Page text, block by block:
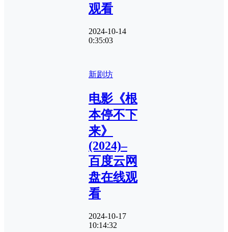
观看
2024-10-14
0:35:03
新剧坊
电影《根
本停不下
来》
(2024)–
百度云网
盘在线观
看
2024-10-17
10:14:32